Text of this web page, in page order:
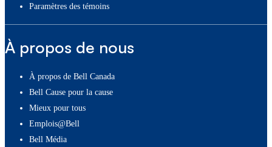
paramètres des témoins
À propos de nous
À propos de Bell Canada
Bell Cause pour la cause
Mieux pour tous
Emplois@Bell
Bell Média